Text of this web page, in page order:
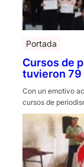
Portada
Cursos de
tuvieron 79
Con un emotivo
cursos de